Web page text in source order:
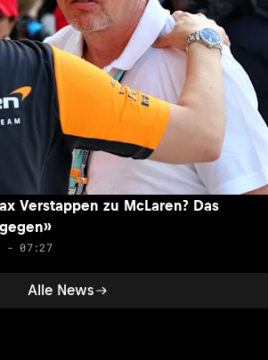
Alle News
Verstappen zu McLaren? Das
- 07:27